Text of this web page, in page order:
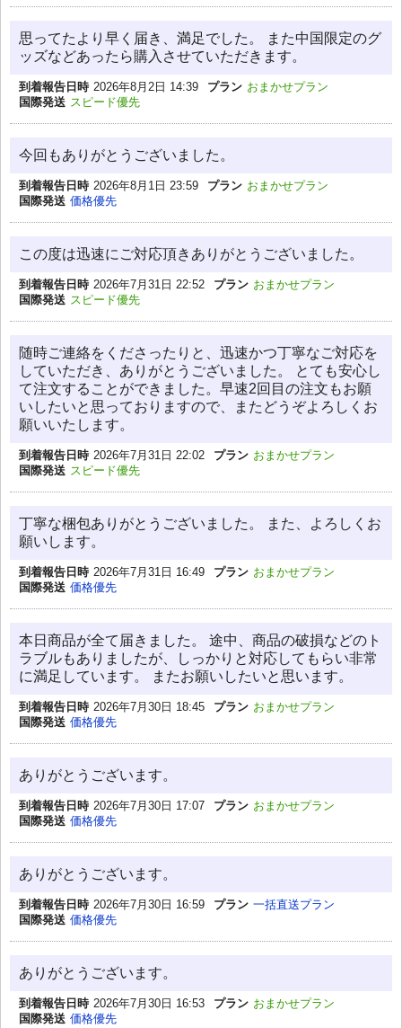
思ってたより早く届き、満足でした。 また中国限定のグ
ッズなどあったら購入させていただきます。
到着報告日時 2026年8月2日 14:39 プラン おまかせプラン
国際発送 スピード優先
今回もありがとうございました。
到着報告日時 2026年8月1日 23:59 プラン おまかせプラン
国際発送 価格優先
この度は迅速にご対応頂きありがとうございました。
到着報告日時 2026年7月31日 22:52 プラン おまかせプラン
国際発送 スピード優先
随時ご連絡をくださったりと、迅速かつ丁寧なご対応を
していただき、ありがとうございました。 とても安心し
て注文することができました。早速2回目の注文もお願
いしたいと思っておりますので、またどうぞよろしくお
願いいたします。
到着報告日時 2026年7月31日 22:02 プラン おまかせプラン
国際発送 スピード優先
丁寧な梱包ありがとうございました。 また、よろしくお
願いします。
到着報告日時 2026年7月31日 16:49 プラン おまかせプラン
国際発送 価格優先
本日商品が全て届きました。 途中、商品の破損などのト
ラブルもありましたが、しっかりと対応してもらい非常
に満足しています。 またお願いしたいと思います。
到着報告日時 2026年7月30日 18:45 プラン おまかせプラン
国際発送 価格優先
ありがとうございます。
到着報告日時 2026年7月30日 17:07 プラン おまかせプラン
国際発送 価格優先
ありがとうございます。
到着報告日時 2026年7月30日 16:59 プラン 一括直送プラン
国際発送 価格優先
ありがとうございます。
到着報告日時 2026年7月30日 16:53 プラン おまかせプラン
国際発送 価格優先